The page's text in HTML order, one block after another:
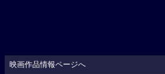
映画作品情報ページへ